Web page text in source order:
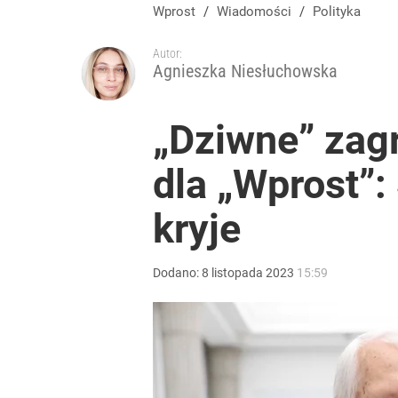
Masowe zatrucia nad polskim morzem.
dodaj
Tego sondażu premier nie może zlekceważyć.
Wprost / Wiadomości / Polityka
Autor:
Agnieszka Niesłuchowska
„Dziwne”
dla
kryje
Dodano:8 listopada 2023 15:59